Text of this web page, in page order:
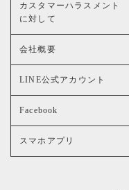
カスタマーハラスメント
に対して
会社概要
LINE公式アカウント
Facebook
スマホアプリ